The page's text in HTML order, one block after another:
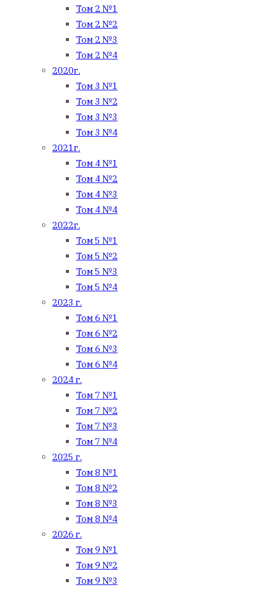
Том 2 №1
Том 2 №2
Том 2 №3
Том 2 №4
2020г.
Том 3 №1
Том 3 №2
Том 3 №3
Том 3 №4
2021г.
Том 4 №1
Том 4 №2
Том 4 №3
Том 4 №4
2022г.
Том 5 №1
Том 5 №2
Том 5 №3
Том 5 №4
2023 г.
Том 6 №1
Том 6 №2
Том 6 №3
Том 6 №4
2024 г.
Том 7 №1
Том 7 №2
Том 7 №3
Том 7 №4
2025 г.
Том 8 №1
Том 8 №2
Том 8 №3
Том 8 №4
2026 г.
Том 9 №1
Том 9 №2
Том 9 №3